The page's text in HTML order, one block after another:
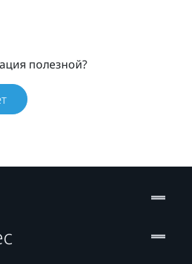
полезной?